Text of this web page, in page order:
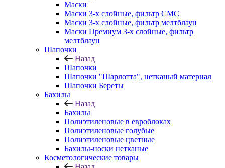
Маски
Маски 3-х слойные, фильтр СМС
Маски 3-х слойные, фильтр мелтблаун
Маски Премиум 3-х слойные, фильтр
мелтблаун
Шапочки
Назад
Шапочки
Шапочки "Шарлотта", нетканый материал
Шапочки Береты
Бахилы
Назад
Бахилы
Полиэтиленовые в евроблоках
Полиэтиленовые голубые
Полиэтиленовые цветные
Бахилы-носки нетканые
Косметологические товары